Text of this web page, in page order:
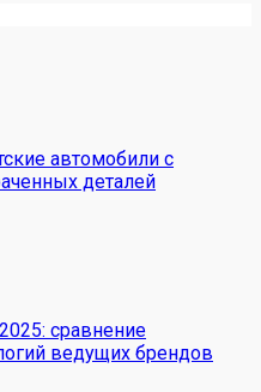
автомобили с
деталей
сравнение
ведущих брендов